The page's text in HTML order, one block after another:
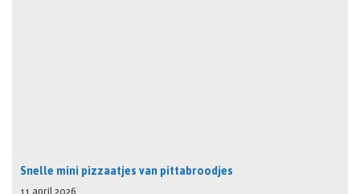
Snelle mini pizzaatjes van pittabroodjes
11 april 2026